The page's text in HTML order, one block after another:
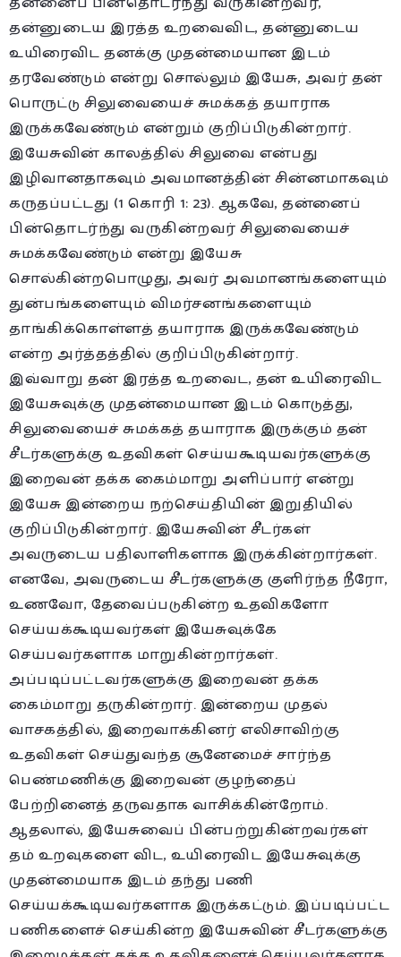
தன்னுடைய இரத்த உறவைவிட, தன்னுடைய
உயிரைவிட தனக்கு முதன்மையான இடம்
தரவேண்டும் என்று சொல்லும் இயேசு, அவர் தன்
பொருட்டு சிலுவையைச் சுமக்கத் தயாராக
இருக்கவேண்டும் என்றும் குறிப்பிடுகின்றார்.
இயேசுவின் காலத்தில் சிலுவை என்பது
இழிவானதாகவும் அவமானத்தின் சின்னமாகவும்
கருதப்பட்டது (1 கொரி 1: 23). ஆகவே, தன்னைப்
பின்தொடர்ந்து வருகின்றவர் சிலுவையைச்
சுமக்கவேண்டும் என்று இயேசு
சொல்கின்றபொழுது, அவர் அவமானங்களையும்
துன்பங்களையும் விமர்சனங்களையும்
தாங்கிக்கொள்ளத் தயாராக இருக்கவேண்டும்
என்ற அர்த்தத்தில் குறிப்பிடுகின்றார்.
இவ்வாறு தன் இரத்த உறவைட, தன் உயிரைவிட
இயேசுவுக்கு முதன்மையான இடம் கொடுத்து,
சிலுவையைச் சுமக்கத் தயாராக இருக்கும் தன்
சீடர்களுக்கு உதவிகள் செய்யகூடியவர்களுக்கு
இறைவன் தக்க கைம்மாறு அளிப்பார் என்று
இயேசு இன்றைய நற்செய்தியின் இறுதியில்
குறிப்பிடுகின்றார். இயேசுவின் சீடர்கள்
அவருடைய பதிலாளிகளாக இருக்கின்றார்கள்.
எனவே, அவருடைய சீடர்களுக்கு குளிர்ந்த நீரோ,
உணவோ, தேவைப்படுகின்ற உதவிகளோ
செய்யக்கூடியவர்கள் இயேசுவுக்கே
செய்பவர்களாக மாறுகின்றார்கள்.
அப்படிப்பட்டவர்களுக்கு இறைவன் தக்க
கைம்மாறு தருகின்றார். இன்றைய முதல்
வாசகத்தில், இறைவாக்கினர் எலிசாவிற்கு
உதவிகள் செய்துவந்த சூனேமைச் சார்ந்த
பெண்மணிக்கு இறைவன் குழந்தைப்
பேற்றினைத் தருவதாக வாசிக்கின்றோம்.
ஆதலால், இயேசுவைப் பின்பற்றுகின்றவர்கள்
தம் உறவுகளை விட, உயிரைவிட இயேசுவுக்கு
முதன்மையாக இடம் தந்து பணி
செய்யக்கூடியவர்களாக இருக்கட்டும். இப்படிப்பட்ட
பணிகளைச் செய்கின்ற இயேசுவின் சீடர்களுக்கு